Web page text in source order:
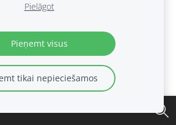
Pielāgot
Pieņemt visus
tikai nepieciešamos